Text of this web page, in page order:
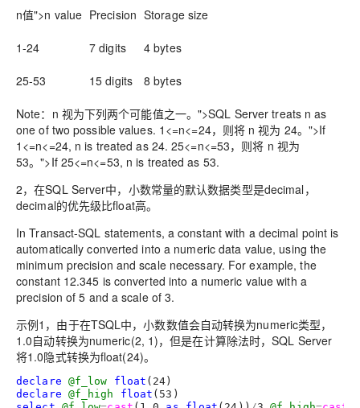
n值">n value Precision Storage size
1-24 7 digits 4 bytes
25-53 15 digits 8 bytes
Note： n 视为下列两个可能值之一。">SQL Server treats n as
one of two possible values. 1<=n<=24，则将 n 视为 24。">If
1 <=n<=24, n is treated as 24.25<=n<=53，则将 n 视为
53。">If 25<=n<=53, n is treated as 53.
2，在SQL Server中，小数常量的默认数据类型是decimal，
decimal的优先级比float高。
In Transact-SQL statements, a constant with a decimal point is
automatically converted into a numeric data value, using the
minimum precision and scale necessary. For example, the
constant 12.345 is converted into a numeric value with a
precision of 5 and a scale of 3.
示例1，由于在TSQL中，小数数值会自动转换为numeric类型，
1.0自动转换为numeric(2, 1)，但是在计算除法时，SQL Server
将1.0隐式转换为float(24)。
declare @f_low float ( 24
declare @f_high float ( 53